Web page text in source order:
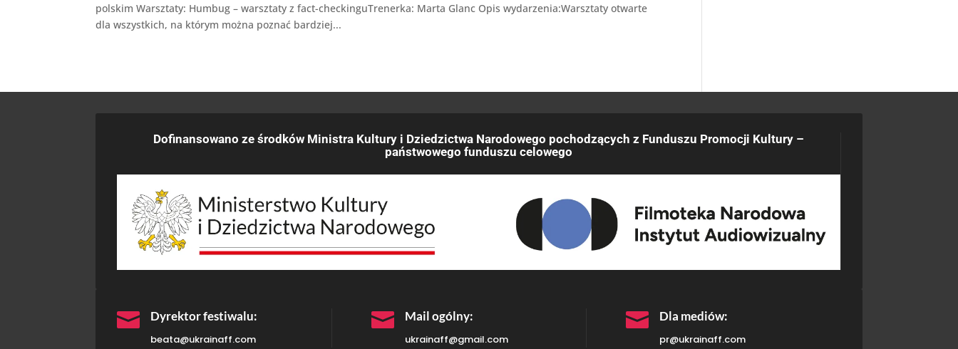
polskim Warsztaty: Humbug – warsztaty z fact-checkinguTrenerka: Marta Glanc Opis wydarzenia:Warsztaty otwarte
dla wszystkich, na którym można poznać bardziej...
Dofinansowano ze środków Ministra Kultury i Dziedzictwa Narodowego pochodzących z Funduszu Promocji Kultury –
państwowego funduszu celowego
 Dyrektor festiwalu:
beata@ukrainaff.com
 Mail ogólny:
ukrainaff@gmail.com
 Dla mediów:
pr@ukrainaff.com